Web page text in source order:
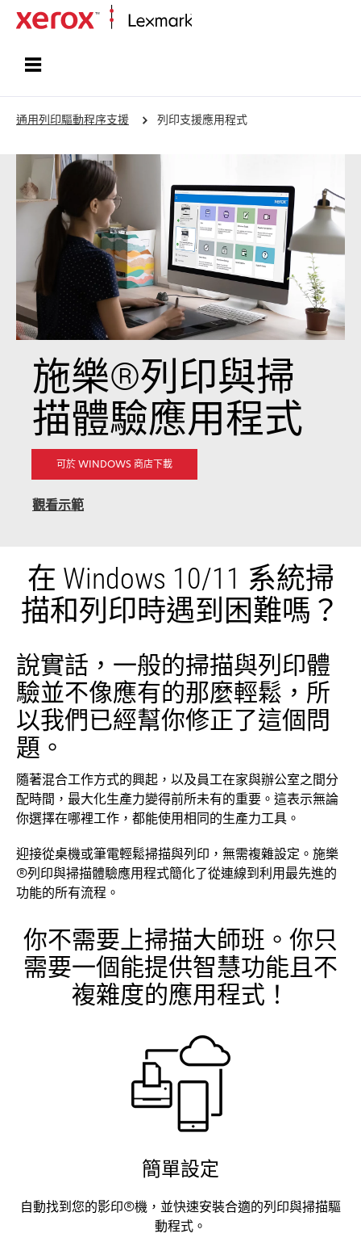
通用列印驅動程序支援 列印支援應用程式
施樂®列印與掃
描體驗應用程式
可於 WINDOWS 商店下載OPENS
觀看示範opens
tab
在 Windows 10/11 系統掃
描和列印時遇到困難嗎？
說實話，一般的掃描與列印體
驗並不像應有的那麼輕鬆，所
以我們已經幫你修正了這個問
題。
隨著混合工作方式的興起，以及員工在家與辦公室之間分
配時間，最大化生產力變得前所未有的重要。這表示無論
你選擇在哪裡工作，都能使用相同的生產力工具。
迎接從桌機或筆電輕鬆掃描與列印，無需複雜設定。施樂
®列印與掃描體驗應用程式簡化了從連線到利用最先進的
功能的所有流程。
你不需要上掃描大師班。你只
需要一個能提供智慧功能且不
複雜度的應用程式！
簡單設定
自動找到您的影印®機，並快速安裝合適的列印與掃描驅
動程式。